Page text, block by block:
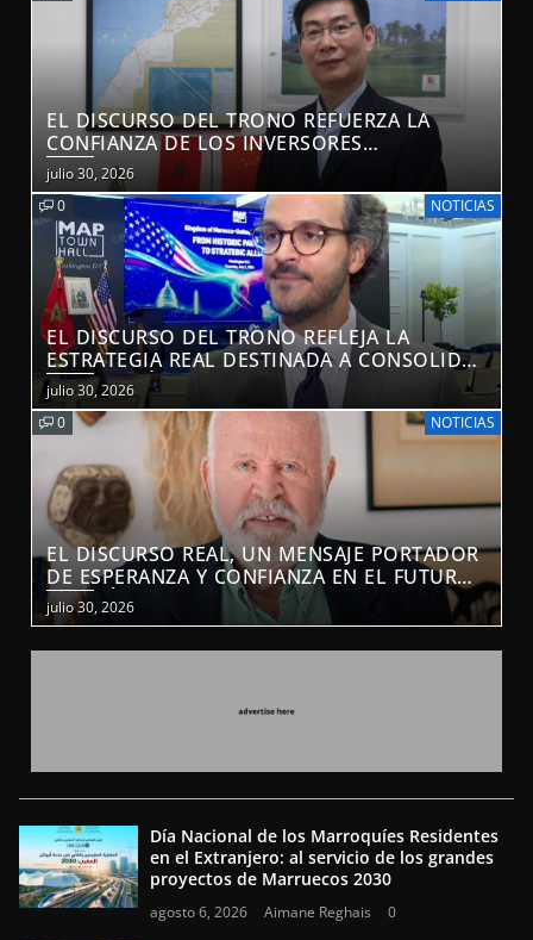
EL DISCURSO DEL TRONO REFUERZA LA
CONFIANZA DE LOS INVERSORES
INTERNACIONALES EN EL POTENCIAL DE
MARRUECOS GRACIAS A UNA VISIÓN
ESTRATÉGICA (EXPERTO CHINO)
julio 30, 2026
0
NOTICIAS
EL DISCURSO DEL TRONO REFLEJA LA
ESTRATEGIA REAL DESTINADA A CONSOLIDAR
LA POSICIÓN DE MARRUECOS EN UNA
ECONOMÍA MUNDIAL COMPETITIVA
(POLITÓLOGO MARROQUÍ-
ESTADOUNIDENSE)
julio 30, 2026
0
NOTICIAS
EL DISCURSO REAL, UN MENSAJE PORTADOR
DE ESPERANZA Y CONFIANZA EN EL FUTURO
(ACADÉMICO ESPAÑOL)
julio 30, 2026
Día Nacional de los Marroquíes Residentes
en el Extranjero: al servicio de los grandes
proyectos de Marruecos 2030
agosto 6, 2026 Aimane Reghais 0